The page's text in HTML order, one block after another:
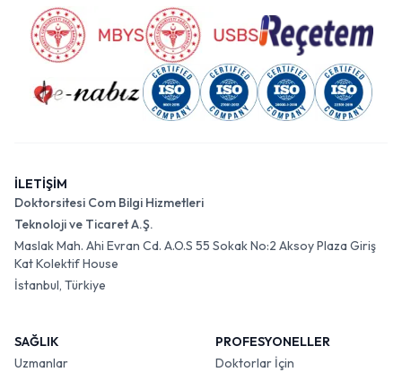
İLETİŞİM
Doktorsitesi Com Bilgi Hizmetleri
Teknoloji ve Ticaret A.Ş.
Maslak Mah. Ahi Evran Cd. A.O.S 55 Sokak No:2 Aksoy Plaza Giriş
Kat Kolektif House
İstanbul, Türkiye
SAĞLIK
Uzmanlar
PROFESYONELLER
Doktorlar İçin